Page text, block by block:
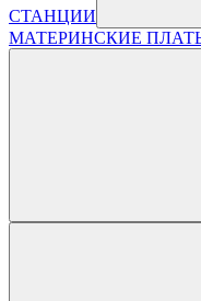
СТАНЦИИ
МАТЕРИНСКИЕ